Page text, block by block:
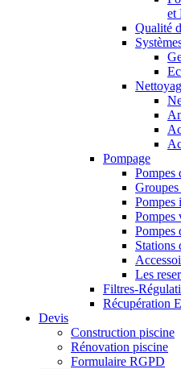
et
Qualité
Pompage
Pompes
Groupes
Pompes
Pompes
Pompes
Stations
Les
Filtres-
Récupération
Devis
Construction piscine
Rénovation piscine
Formulaire RGPD